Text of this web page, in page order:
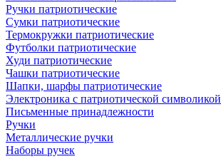
Ручки патриотические
Сумки патриотические
Термокружки патриотические
Футболки патриотические
Худи патриотические
Чашки патриотические
Шапки, шарфы патриотические
Электроника с патриотической символикой
Письменные принадлежности
Ручки
Металлические ручки
Наборы ручек